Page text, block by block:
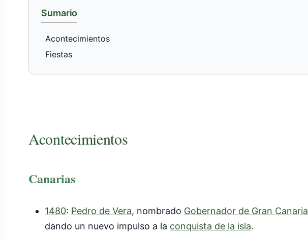
Sumario
Acontecimientos
Fiestas
Acontecimientos
Canarias
1480: Pedro de Vera, nombrado Gobernador de Gran Canaria
dando un nuevo impulso a la conquista de la isla.